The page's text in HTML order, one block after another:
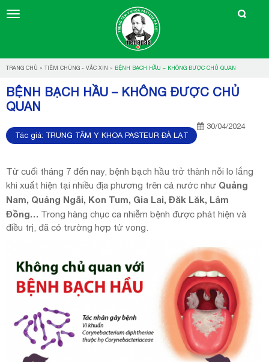
TRANG CHỦ » TIÊM CHỦNG - VẮC XIN » BỆNH BẠCH HẦU – KHÔNG ĐƯỢC CHỦ QUAN
BỆNH BẠCH HẦU – KHÔNG ĐƯỢC CHỦ
QUAN
30/04/2024
Tác giả: TRUNG TÂM Y KHOA PASTEUR ĐÀ LẠT
Từ cuối tháng 7 đến nay, bệnh bạch hầu trở thành nỗi lo lắng
khi xuất hiện tại nhiều địa phương trên cả nước như Quảng
Nam, Quảng Ngãi, Kon Tum, Gia Lai, Đăk Lăk, Lâm
Đồng… Trong hàng chục ca nhiễm bệnh được phát hiện và
điều trị, đã có trường hợp tử vong.